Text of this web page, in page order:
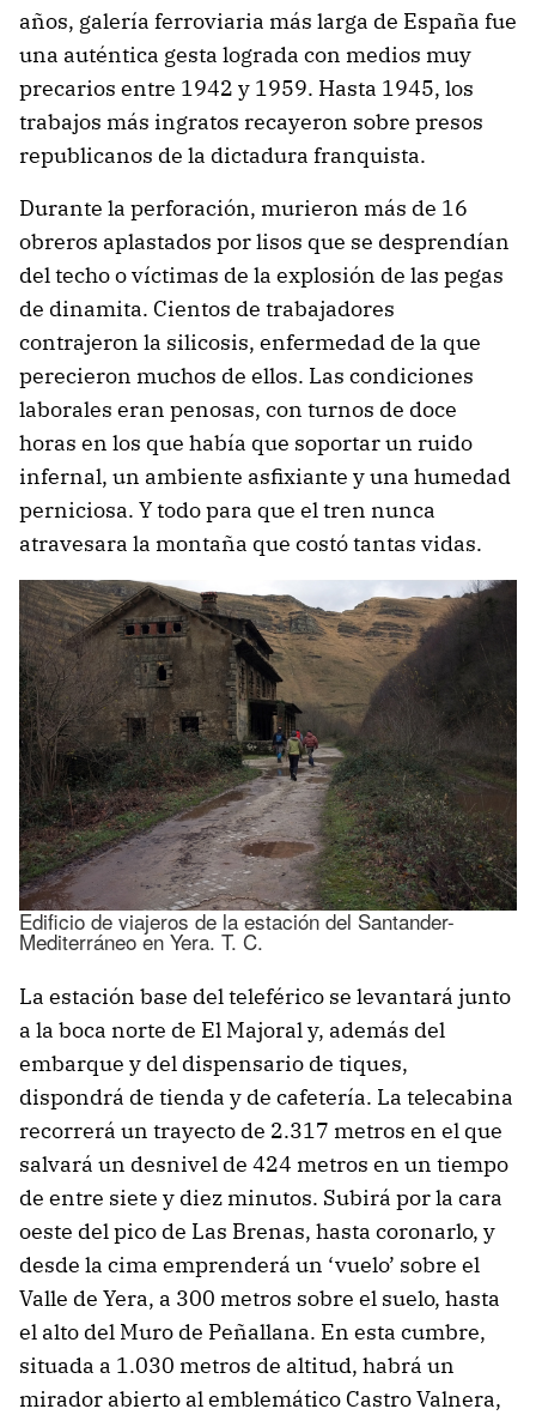
años, galería ferroviaria más larga de España fue
una auténtica gesta lograda con medios muy
precarios entre 1942 y 1959. Hasta 1945, los
trabajos más ingratos recayeron sobre presos
republicanos de la dictadura franquista.
Durante la perforación, murieron más de 16
obreros aplastados por lisos que se desprendían
del techo o víctimas de la explosión de las pegas
de dinamita. Cientos de trabajadores
contrajeron la silicosis, enfermedad de la que
perecieron muchos de ellos. Las condiciones
laborales eran penosas, con turnos de doce
horas en los que había que soportar un ruido
infernal, un ambiente asfixiante y una humedad
perniciosa. Y todo para que el tren nunca
atravesara la montaña que costó tantas vidas.
Edificio de viajeros de la estación del Santander-
Mediterráneo en Yera. T. C.
La estación base del teleférico se levantará junto
a la boca norte de El Majoral y, además del
embarque y del dispensario de tiques,
dispondrá de tienda y de cafetería. La telecabina
recorrerá un trayecto de 2.317 metros en el que
salvará un desnivel de 424 metros en un tiempo
de entre siete y diez minutos. Subirá por la cara
oeste del pico de Las Brenas, hasta coronarlo, y
desde la cima emprenderá un ‘vuelo’ sobre el
Valle de Yera, a 300 metros sobre el suelo, hasta
el alto del Muro de Peñallana. En esta cumbre,
situada a 1.030 metros de altitud, habrá un
mirador abierto al emblemático Castro Valnera,